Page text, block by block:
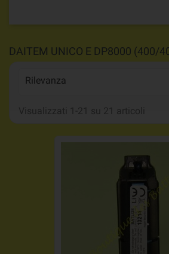
DAITEM UNICO E DP8000 (400/
Rilevanza
Visualizzati 1-21 su 21 articoli